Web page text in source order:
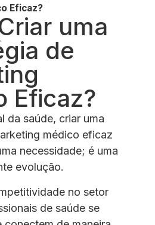
Eficaz?
uma
de
Eficaz?
da saúde, criar uma
médico eficaz
necessidade; é uma
evolução.
no setor
de saúde se